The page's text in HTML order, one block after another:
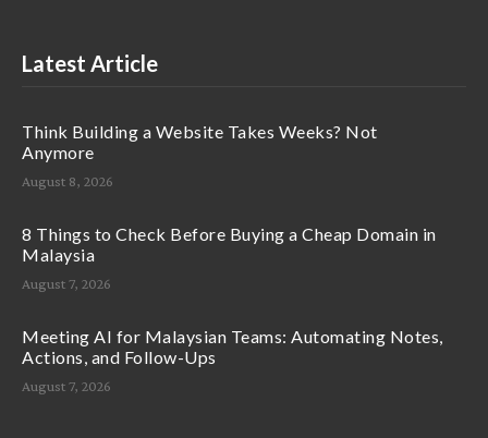
Latest Article
Think Building a Website Takes Weeks? Not
Anymore
August 8, 2026
8 Things to Check Before Buying a Cheap Domain in
Malaysia
August 7, 2026
Meeting AI for Malaysian Teams: Automating Notes,
Actions, and Follow-Ups
August 7, 2026